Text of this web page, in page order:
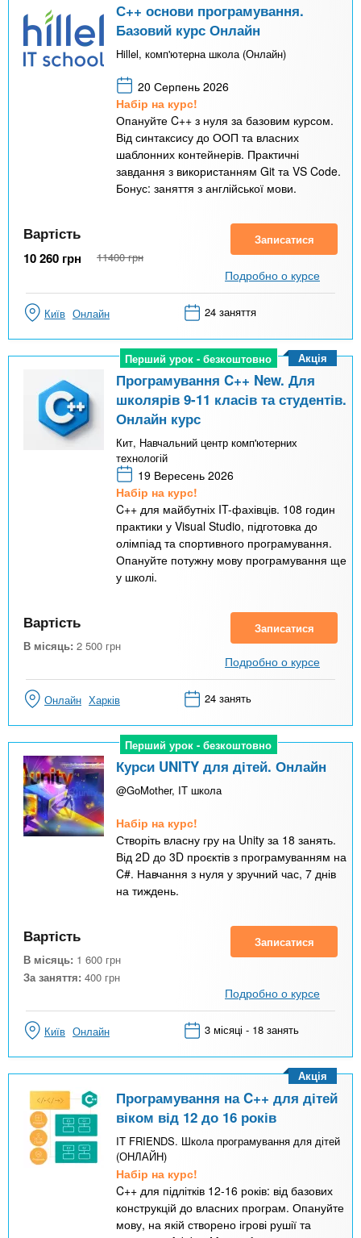
С++ основи програмування.
Базовий курс Онлайн
Hillel, комп'ютерна школа (Онлайн)
20 Серпень 2026
Набір на курс!
Опануйте C++ з нуля за базовим курсом.
Від синтаксису до ООП та власних
шаблонних контейнерів. Практичні
завдання з використанням Git та VS Code.
Бонус: заняття з англійської мови.
Вартість
10 260 грн 11400 грн
Записатися
Подробно о курсе
Київ Онлайн 24 заняття
Перший урок - безкоштовно
Перший урок - безкоштовно
Програмування C++ New. Для
школярів 9-11 класів та студентів.
Онлайн курс
Кит, Навчальний центр комп'ютерних
технологій
19 Вересень 2026
Набір на курс!
C++ для майбутніх IT-фахівців. 108 годин
практики у Visual Studio, підготовка до
олімпіад та спортивного програмування.
Опануйте потужну мову програмування ще
у школі.
Акція
Вартість
В місяць: 2 500 грн
Записатися
Подробно о курсе
Онлайн Харків 24 занять
Перший урок - безкоштовно
Перший урок - безкоштовно
Курси UNITY для дітей. Онлайн
@GoMother, IT школа
Набір на курс!
Створіть власну гру на Unity за 18 занять.
Від 2D до 3D проєктів з програмуванням на
C#. Навчання з нуля у зручний час, 7 днів
на тиждень.
Вартість
В місяць: 1 600 грн
За заняття: 400 грн
Записатися
Подробно о курсе
Київ Онлайн 3 місяці - 18 занять
Програмування на C++ для дітей
віком від 12 до 16 років
IT FRIENDS. Школа програмування для дітей
(ОНЛАЙН)
Набір на курс!
C++ для підлітків 12-16 років: від базових
конструкцій до власних програм. Опануйте
мову, на якій створено ігрові рушії та
Акція